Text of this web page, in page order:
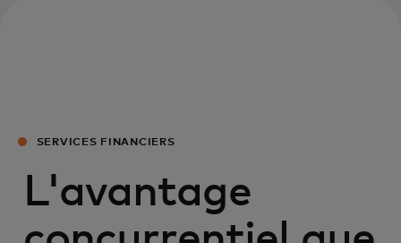
SERVICES FINANCIERS
L'avantage